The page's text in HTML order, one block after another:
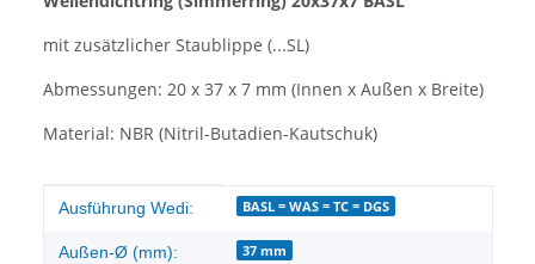
mit zusätzlicher Staublippe (...SL)
Abmessungen: 20 x 37 x 7 mm (Innen x Außen x Breite)
Material: NBR (Nitril-Butadien-Kautschuk)
Produkteigenschaft
Wert
Ausführung Wedi: BASL = WAS = TC = DGS
Außen-Ø (mm): 37 mm